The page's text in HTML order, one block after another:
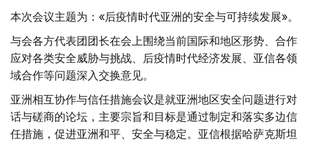
本次会议主题为：«后疫情时代亚洲的安全与可持续发展»。
与会各方代表团团长在会上围绕当前国际和地区形势、合作
应对各类安全威胁与挑战、后疫情时代经济发展、亚信各领
域合作等问题深入交换意见。
亚洲相互协作与信任措施会议是就亚洲地区安全问题进行对
话与磋商的论坛，主要宗旨和目标是通过制定和落实多边信
任措施，促进亚洲和平、安全与稳定。亚信根据哈萨克斯坦